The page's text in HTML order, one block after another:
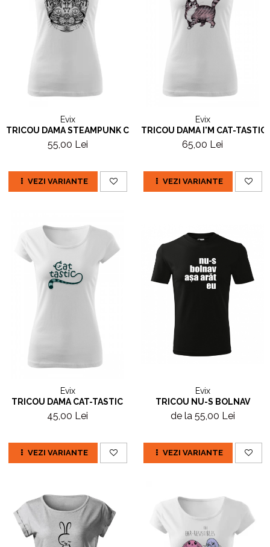
Evix
TRICOU DAMA STEAMPUNK CAT
55,00 Lei
VEZI VARIANTE
Evix
TRICOU DAMA I'M CAT-TASTIC
65,00 Lei
VEZI VARIANTE
Evix
TRICOU DAMA CAT-TASTIC
45,00 Lei
VEZI VARIANTE
Evix
TRICOU NU-S BOLNAV
de la 55,00 Lei
VEZI VARIANTE